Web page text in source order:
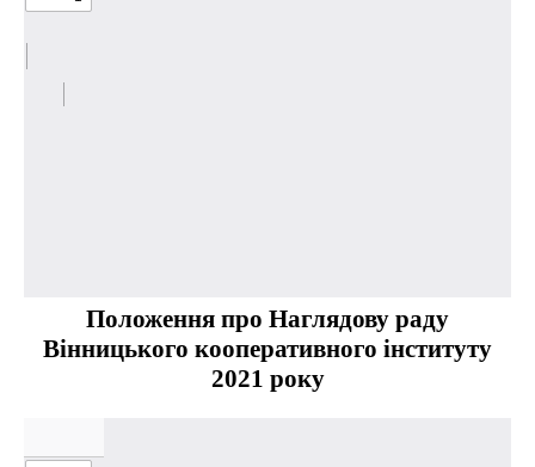
Положення про Наглядову раду
Вінницького кооперативного інституту
2021 року